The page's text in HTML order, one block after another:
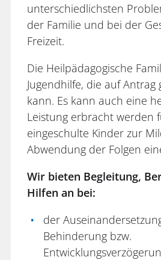
unterschiedlichsten
der Familie und bei der
Freizeit.
Die Heilpädagogische
Jugendhilfe, die auf
kann. Es kann auch eine
Leistung erbracht werden
eingeschulte Kinder zur
Abwendung der Folgen
Wir bieten Begleitung,
Hilfen an bei:
der
Behinderung bzw.